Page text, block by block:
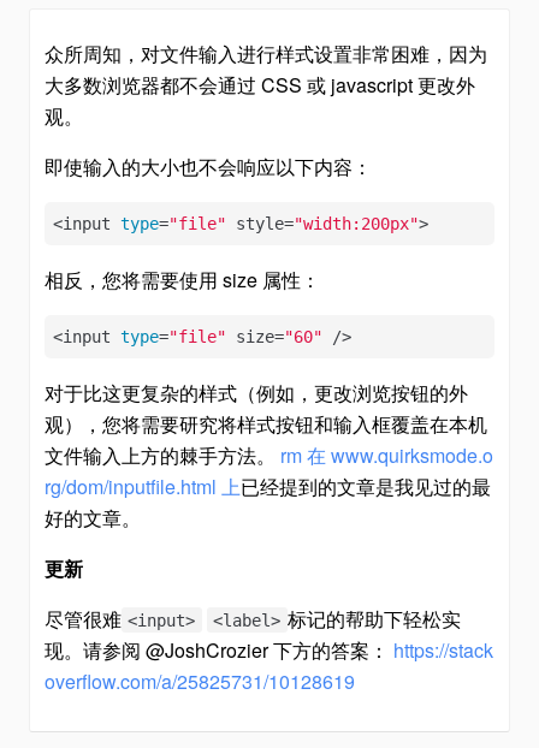
众所周知，对文件输入进行样式设置非常困难，因为
大多数浏览器都不会通过 CSS 或 javascript 更改外
观。
即使输入的大小也不会响应以下内容：
<input type="file" style="width:200px">
相反，您将需要使用 size 属性：
<input type="file" size="60" />
对于比这更复杂的样式（例如，更改浏览按钮的外
观），您将需要研究将样式按钮和输入框覆盖在本机
文件输入上方的棘手方法。 rm 在 www.quirksmode.o
rg/dom/inputfile.html 上已经提到的文章是我见过的最
好的文章。
更新
尽管很难 <input> <label> 标记的帮助下轻松实
现。请参阅 @JoshCrozier 下方的答案： https://stack
overflow.com/a/25825731/10128619